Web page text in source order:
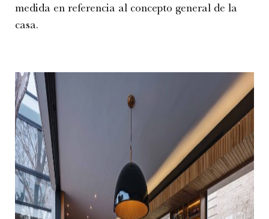
medida en referencia al concepto general de la
casa.